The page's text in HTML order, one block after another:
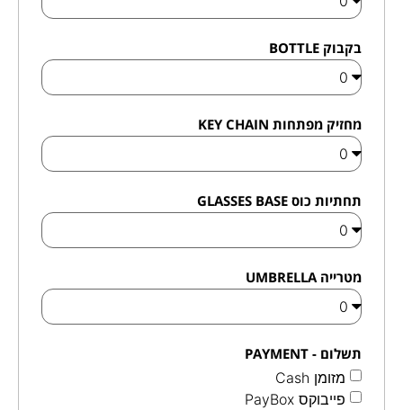
בקבוק BOTTLE
מחזיק מפתחות KEY CHAIN
תחתיות כוס GLASSES BASE
מטרייה UMBRELLA
תשלום - PAYMENT
מזומן Cash
פייבוקס PayBox